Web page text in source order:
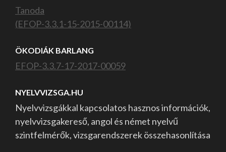
Tanoda
(EFOP-3.3.1-15-2015-00114)
ÖKODIÁK BARLANG
EFOP-3.3.7-17-2017-00059
NYELVVIZSGA.HU
Nyelvvizsgákkal kapcsolatos hasznos információk,
nyelvvizsgakereső, angol és német nyelvű
szintfelmérők, vizsgarendszerek összehasonlítása